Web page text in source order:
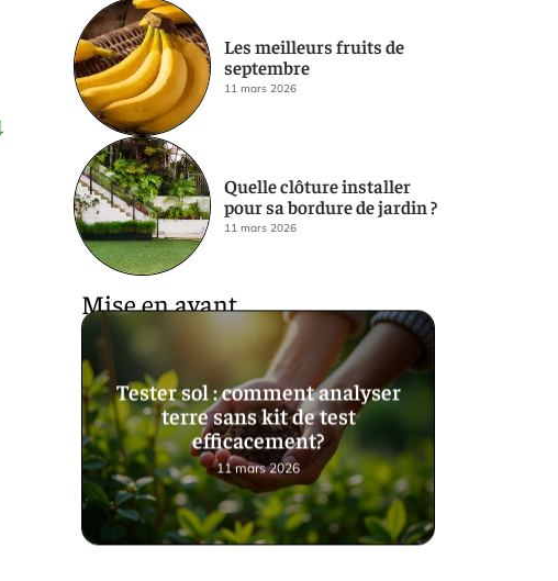
Les meilleurs fruits de
septembre
11 mars 2026
Quelle clôture installer
pour sa bordure de jardin ?
11 mars 2026
Mise en avant
Tester sol : comment analyser
terre sans kit de test
efficacement?
11 mars 2026